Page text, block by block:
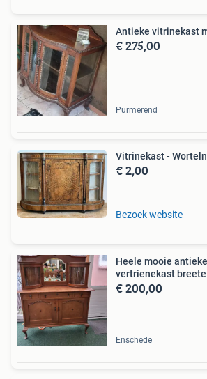
Antieke vitrinekast
€ 275,00
Purmerend
Vitrinekast -
€ 2,00
Bezoek website
Heele mooie
vertrienekast
€ 200,00
Enschede